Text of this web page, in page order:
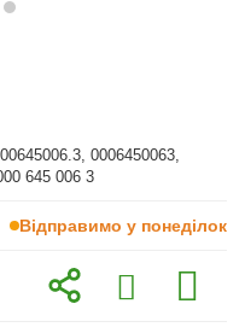
0006450063,
645 006 3
Відправимо у понеділок